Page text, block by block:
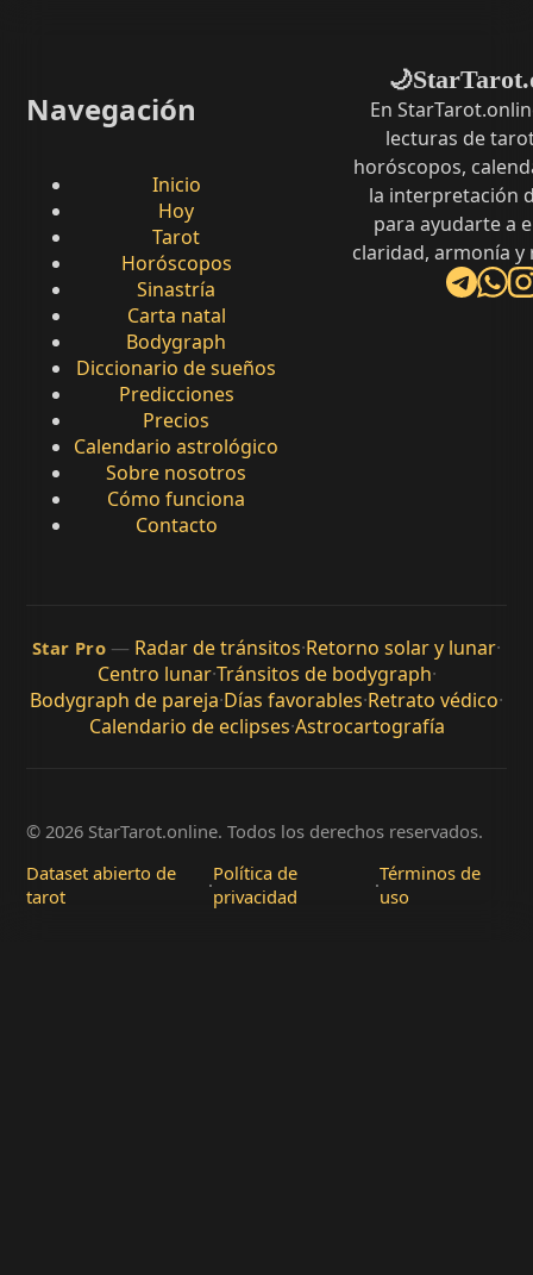
Navegación
Inicio
Hoy
Tarot
Horóscopos
Sinastría
Carta natal
Bodygraph
Diccionario de sueños
Predicciones
Precios
Calendario astrológico
Sobre nosotros
Cómo funciona
Contacto
🌙
En
lecturas de
horóscopos,
la interpretación
para ayudarte a
claridad, armonía y
Star Pro — Radar de tránsitos·Retorno solar y lunar·
Centro lunar·Tránsitos de bodygraph·
Bodygraph de pareja·Días favorables·Retrato védico·
Calendario de eclipses·Astrocartografía
© 2026 StarTarot.online. Todos los derechos reservados.
Dataset abierto de
tarot
·Política de
privacidad
·Términos de
uso